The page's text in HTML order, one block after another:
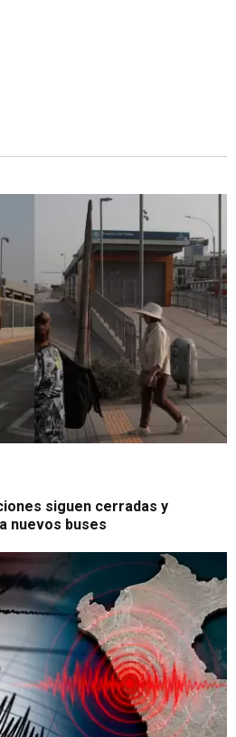
siguen cerradas y
nuevos buses